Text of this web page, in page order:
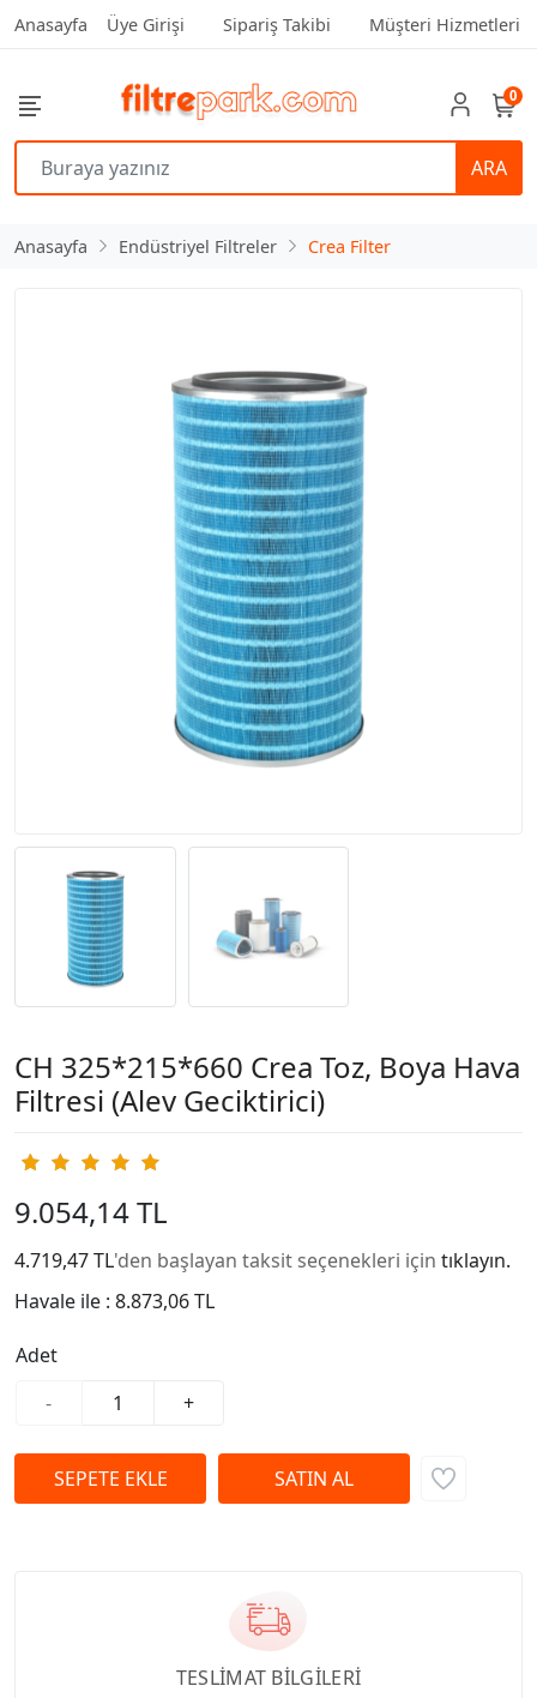
Anasayfa Üye Girişi Sipariş Takibi Müşteri Hizmetleri
ARA
0
Anasayfa Endüstriyel Filtreler Crea Filter
CH 325*215*660 Crea Toz, Boya Hava
Filtresi (Alev Geciktirici)
9.054,14 TL
4.719,47 TL'den başlayan taksit seçenekleri için tıklayın.
Havale ile : 8.873,06 TL
Adet
-
+
TESLİMAT BİLGİLERİ